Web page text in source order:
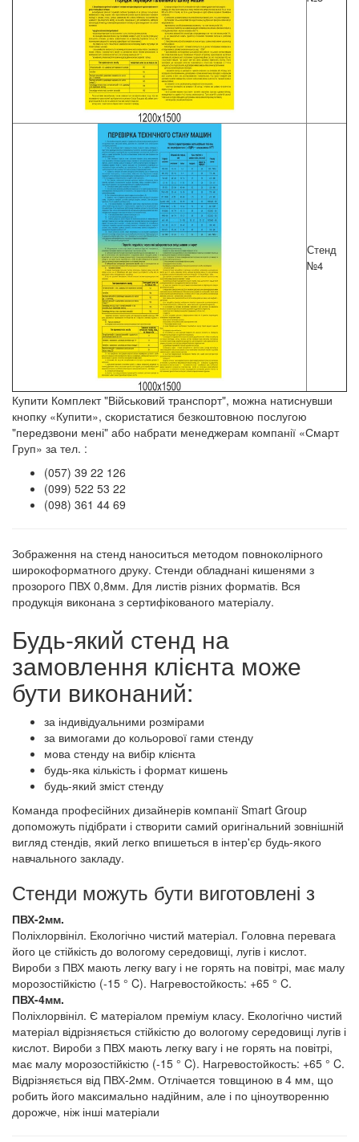
Стенд
№4
Купити Комплект "Військовий транспорт", можна натиснувши
кнопку «Купити», скористатися безкоштовною послугою
"передзвони мені" або набрати менеджерам компанії «Смарт
Груп» за тел. :
(057) 39 22 126
(099) 522 53 22
(098) 361 44 69
Зображення на стенд наноситься методом повноколірного
широкоформатного друку. Стенди обладнані кишенями з
прозорого ПВХ 0,8мм. Для листів різних форматів. Вся
продукція виконана з сертифікованого матеріалу.
Будь-який стенд на
замовлення клієнта може
бути виконаний:
за індивідуальними розмірами
за вимогами до кольорової гами стенду
мова стенду на вибір клієнта
будь-яка кількість і формат кишень
будь-який зміст стенду
Команда професійних дизайнерів компанії Smart Group
допоможуть підібрати і створити самий оригінальний зовнішній
вигляд стендів, який легко впишеться в інтер'єр будь-якого
навчального закладу.
Стенди можуть бути виготовлені з
ПВХ-2мм.
Поліхлорвініл. Екологічно чистий матеріал. Головна перевага
його це стійкість до вологому середовищі, лугів і кислот.
Вироби з ПВХ мають легку вагу і не горять на повітрі, має малу
морозостійкістю (-15 ° C). Нагревостойкость: +65 ° C.
ПВХ-4мм.
Поліхлорвініл. Є матеріалом преміум класу. Екологічно чистий
матеріал відрізняється стійкістю до вологому середовищі лугів і
кислот. Вироби з ПВХ мають легку вагу і не горять на повітрі,
має малу морозостійкістю (-15 ° C). Нагревостойкость: +65 ° C.
Відрізняється від ПВХ-2мм. Отлічается товщиною в 4 мм, що
робить його максимально надійним, але і по ціноутворенню
дорожче, ніж інші матеріали